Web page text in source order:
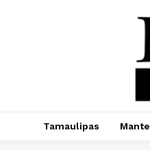
Tamaulipas Mante